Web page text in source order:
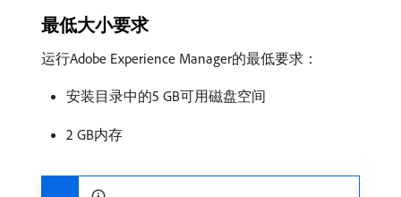
最低大小要求
运行Adobe Experience Manager的最低要求：
安装目录中的5 GB可用磁盘空间
2 GB内存